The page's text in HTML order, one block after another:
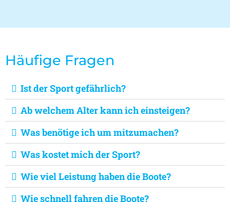
Häufige Fragen
Ist der Sport gefährlich?
Ab welchem Alter kann ich einsteigen?
Was benötige ich um mitzumachen?
Was kostet mich der Sport?
Wie viel Leistung haben die Boote?
Wie schnell fahren die Boote?